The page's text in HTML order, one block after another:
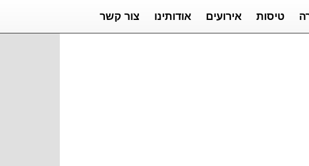
טיסות אירועים אודותינו צור קשר